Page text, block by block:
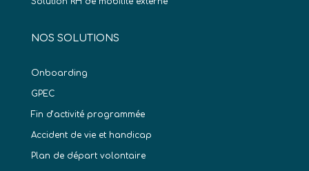
NOS SOLUTIONS
Onboarding
GPEC
Fin d’activité programmée
Accident de vie et handicap
Plan de départ volontaire